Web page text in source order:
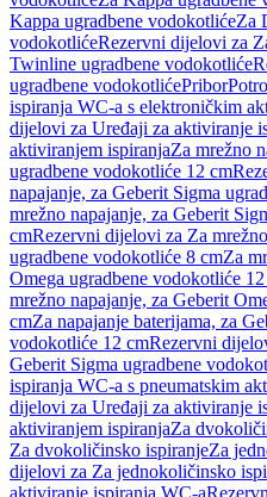
Kappa ugradbene vodokotlićeZa
vodokotlićeRezervni dijelovi za
Twinline ugradbene vodokotliće
ugradbene vodokotlićePribor
ispiranja WC-a s elektroničkim
dijelovi za Uređaji za aktiviranje
aktiviranjem ispiranjaZa mrežno
ugradbene vodokotliće 12 cm
napajanje, za Geberit Sigma
mrežno napajanje, za Geberit
cmRezervni dijelovi za Za
ugradbene vodokotliće 8 cmZa
Omega ugradbene vodokotliće
mrežno napajanje, za Geberit
cmZa napajanje baterijama, za
vodokotliće 12 cmRezervni
Geberit Sigma ugradbene
ispiranja WC-a s pneumatskim
dijelovi za Uređaji za aktiviranje
aktiviranjem ispiranjaZa
Za dvokoličinsko ispiranjeZa
dijelovi za Za jednokoličinsko
aktiviranje ispiranja WC-a